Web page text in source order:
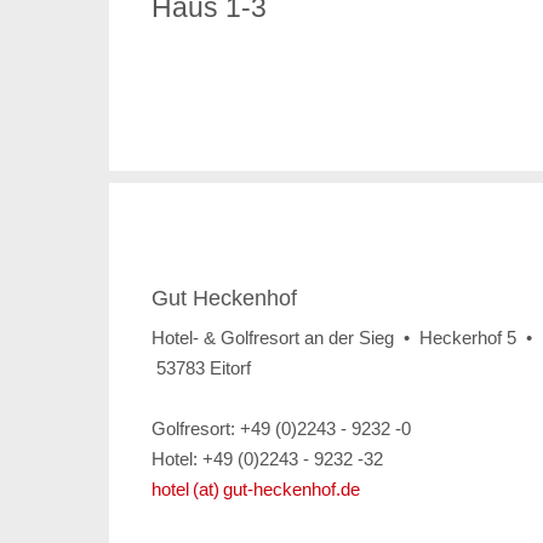
Haus 1-3
Gut Heckenhof
Hotel- & Golfresort an der Sieg • Heckerhof 5 •
53783 Eitorf
Golfresort: +49 (0)2243 - 9232 -0
Hotel: +49 (0)2243 - 9232 -32
hotel (at) gut-heckenhof.de